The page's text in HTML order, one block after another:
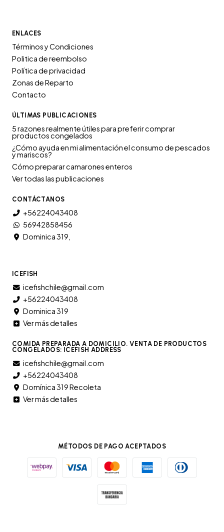
ENLACES
Términos y Condiciones
Politica de reembolso
Política de privacidad
Zonas de Reparto
Contacto
ÚLTIMAS PUBLICACIONES
5 razones realmente útiles para preferir comprar
productos congelados
¿Cómo ayuda en mi alimentación el consumo de pescados
y mariscos?
Cómo preparar camarones enteros
Ver todas las publicaciones
CONTÁCTANOS
+56224043408
56942858456
Dominica 319,
ICEFISH
icefishchile@gmail.com
+56224043408
Dominica 319
Ver más detalles
COMIDA PREPARADA A DOMICILIO. VENTA DE PRODUCTOS
CONGELADOS: ICEFISH ADDRESS
icefishchile@gmail.com
+56224043408
Domínica 319 Recoleta
Ver más detalles
MÉTODOS DE PAGO ACEPTADOS